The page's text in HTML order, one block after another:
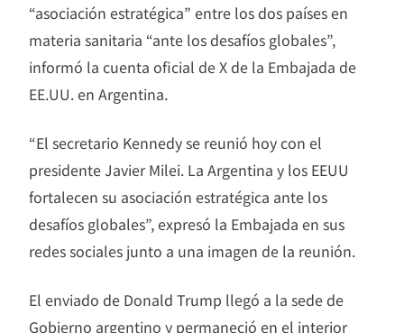
“asociación estratégica” entre los dos países en
materia sanitaria “ante los desafíos globales”,
informó la cuenta oficial de X de la Embajada de
EE.UU. en Argentina.
“El secretario Kennedy se reunió hoy con el
presidente Javier Milei. La Argentina y los EEUU
fortalecen su asociación estratégica ante los
desafíos globales”, expresó la Embajada en sus
redes sociales junto a una imagen de la reunión.
El enviado de Donald Trump llegó a la sede de
Gobierno argentino y permaneció en el interior